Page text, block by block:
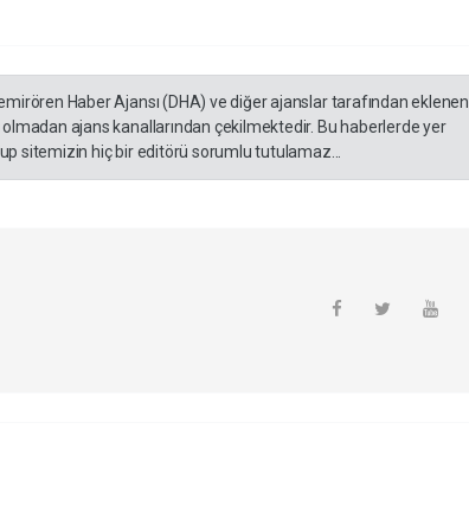
Haber Ajansı (DHA) ve diğer ajanslar tarafından eklenen
ajans kanallarından çekilmektedir. Bu haberlerde yer
sitemizin hiç bir editörü sorumlu tutulamaz...